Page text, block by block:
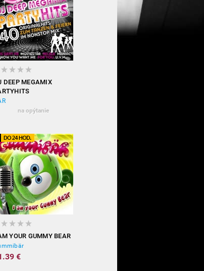
DEEP MEGAMIX
na opýtanie
YOUR GUMMY BEAR
€